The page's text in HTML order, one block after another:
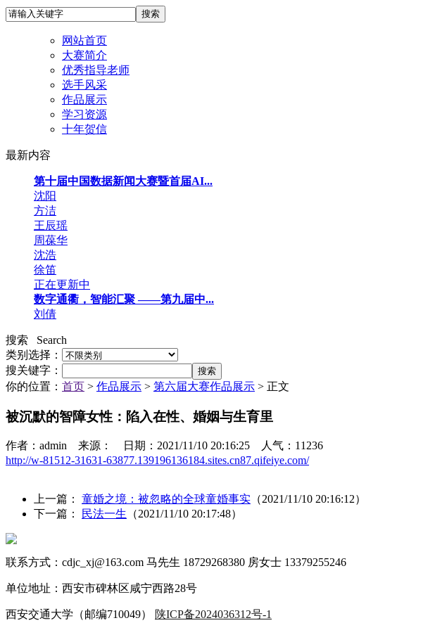
网站首页
大赛简介
优秀指导老师
选手风采
作品展示
学习资源
十年贺信
最新内容
第十届中国数据新闻大赛暨首届AI...
沈阳
方洁
王辰瑶
周葆华
沈浩
徐笛
正在更新中
数字通衢，智能汇聚 ——第九届中...
刘倩
搜索 Search
类别选择：
搜关键字：
你的位置： 首页 > 作品展示 > 第六届大赛作品展示 > 正文
被沉默的智障女性：陷入在性、婚姻与生育里
作者：admin 来源： 日期：2021/11/10 20:16:25 人气： 11236
http://w-81512-31631-63877.139196136184.sites.cn87.qifeiye.com/
上一篇： 童婚之境：被忽略的全球童婚事实 （2021/11/10 20:16:12）
下一篇：
民法一生 （2021/11/10 20:17:48）
联系方式：cdjc_xj@163.com 马先生 18729268380 房女士 13379255246
单位地址：西安市碑林区咸宁西路28号
西安交通大学（邮编710049） 陕ICP备2024036312号-1